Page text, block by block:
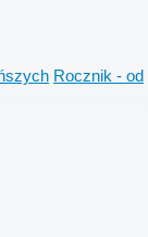
Rocznik - od